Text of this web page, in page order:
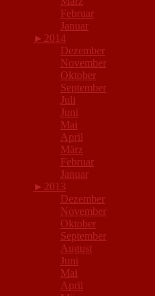
Februar
Januar
► 2014
Dezember
November
Oktober
September
Juli
Juni
Mai
April
März
Februar
Januar
► 2013
Dezember
November
Oktober
September
August
Juni
Mai
April